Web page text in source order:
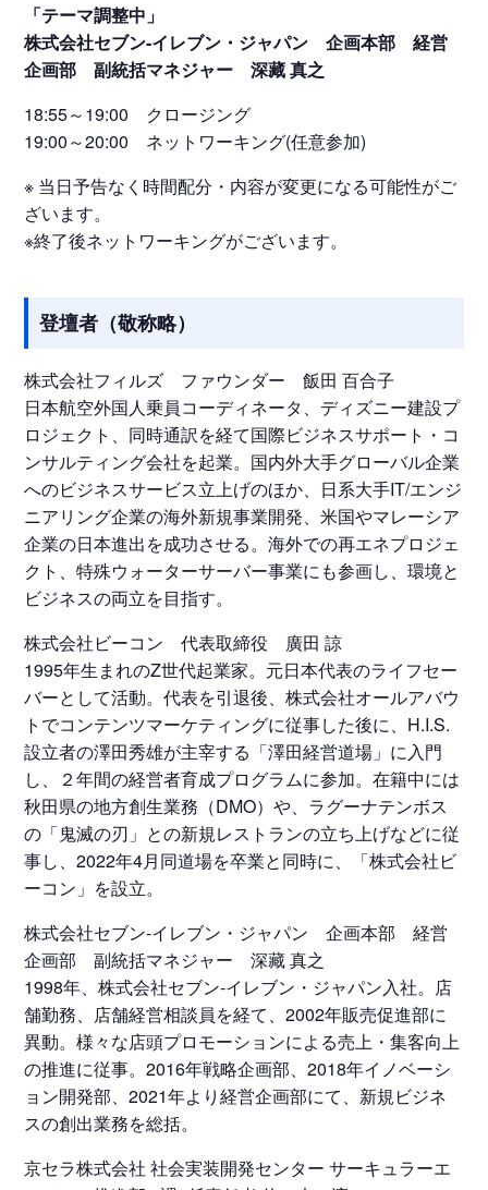
「テーマ調整中」
株式会社セブン‐イレブン・ジャパン 企画本部 経営
企画部 副統括マネジャー 深藏 真之
18:55～19:00 クロージング
19:00～20:00 ネットワーキング(任意参加)
※ 当日予告なく時間配分・内容が変更になる可能性がご
ざいます。
※終了後ネットワーキングがございます。
登壇者（敬称略）
株式会社フィルズ ファウンダー 飯田 百合子
日本航空外国人乗員コーディネータ、ディズニー建設プ
ロジェクト、同時通訳を経て国際ビジネスサポート・コ
ンサルティング会社を起業。国内外大手グローバル企業
へのビジネスサービス立上げのほか、日系大手IT/エンジ
ニアリング企業の海外新規事業開発、米国やマレーシア
企業の日本進出を成功させる。海外での再エネプロジェ
クト、特殊ウォーターサーバー事業にも参画し、環境と
ビジネスの両立を目指す。
株式会社ビーコン 代表取締役 廣田 諒
1995年生まれのZ世代起業家。元日本代表のライフセー
バーとして活動。代表を引退後、株式会社オールアバウ
トでコンテンツマーケティングに従事した後に、H.I.S.
設立者の澤田秀雄が主宰する「澤田経営道場」に入門
し、２年間の経営者育成プログラムに参加。在籍中には
秋田県の地方創生業務（DMO）や、ラグーナテンボス
の「鬼滅の刃」との新規レストランの立ち上げなどに従
事し、2022年4月同道場を卒業と同時に、「株式会社ビ
ーコン」を設立。
株式会社セブン‐イレブン・ジャパン 企画本部 経営
企画部 副統括マネジャー 深藏 真之
1998年、株式会社セブン‐イレブン・ジャパン入社。店
舗勤務、店舗経営相談員を経て、2002年販売促進部に
異動。様々な店頭プロモーションによる売上・集客向上
の推進に従事。2016年戦略企画部、2018年イノベーシ
ョン開発部、2021年より経営企画部にて、新規ビジネ
スの創出業務を総括。
京セラ株式会社 社会実装開発センター サーキュラーエ